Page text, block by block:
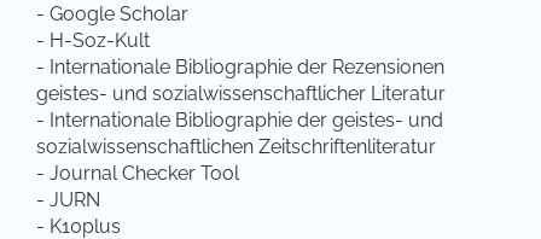
- Google Scholar
- H-Soz-Kult
- Internationale Bibliographie der Rezensionen
geistes- und sozialwissenschaftlicher Literatur
- Internationale Bibliographie der geistes- und
sozialwissenschaftlichen Zeitschriftenliteratur
- Journal Checker Tool
- JURN
- K10plus